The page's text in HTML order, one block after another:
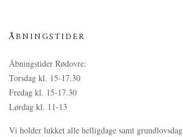
ÅBNINGSTIDER
Åbningstider Rødovre:
Torsdag kl. 15-17.30
Fredag kl. 15-17.30
Lørdag kl. 11-13
Vi holder lukket alle helligdage samt grundlovsdag